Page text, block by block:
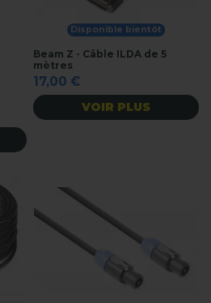
Disponible bientôt
Beam Z - Câble ILDA de 5
mètres
17,00 €
VOIR PLUS